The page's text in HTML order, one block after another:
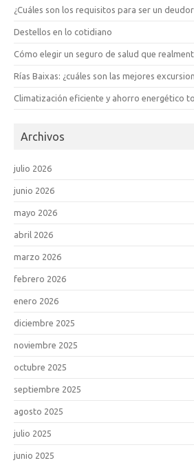
¿Cuáles son los requisitos para ser un
Destellos en lo cotidiano
Cómo elegir un seguro de salud que
Rías Baixas: ¿cuáles son las mejores
Climatización eficiente y ahorro energético
Archivos
julio 2026
junio 2026
mayo 2026
abril 2026
marzo 2026
febrero 2026
enero 2026
diciembre 2025
noviembre 2025
octubre 2025
septiembre 2025
agosto 2025
julio 2025
junio 2025